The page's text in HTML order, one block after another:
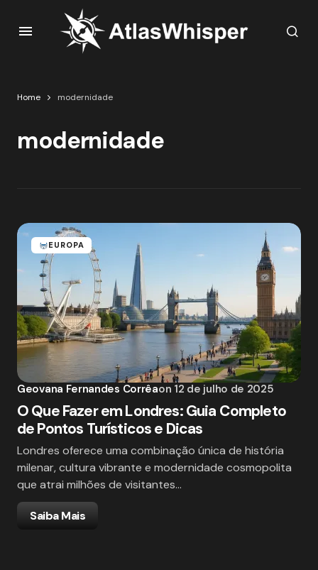
Home modernidade
modernidade
EUROPA
Geovana Fernandes Corrêaon 12 de julho de 2025
O Que Fazer em Londres: Guia Completo
de Pontos Turísticos e Dicas
Londres oferece uma combinação única de história
milenar, cultura vibrante e modernidade cosmopolita
que atrai milhões de visitantes…
Saiba Mais